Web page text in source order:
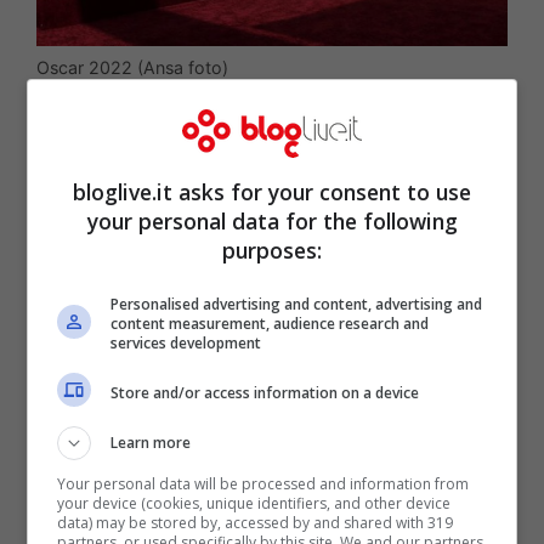
Oscar 2022 (Ansa foto)
In primis, manco a dirlo, paolo Sorrentino
con “E’ stata la mano di Dio “, una sorta di
bloglive.it asks for your consent to use
your personal data for the following
purposes:
Personalised advertising and content, advertising and
content measurement, audience research and
services development
Store and/or access information on a device
Learn more
Your personal data will be processed and information from
your device (cookies, unique identifiers, and other device
data) may be stored by, accessed by and shared with 319